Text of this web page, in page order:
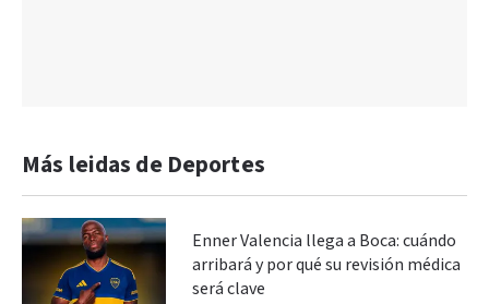
Más leidas de Deportes
Enner Valencia llega a Boca: cuándo
arribará y por qué su revisión médica
será clave